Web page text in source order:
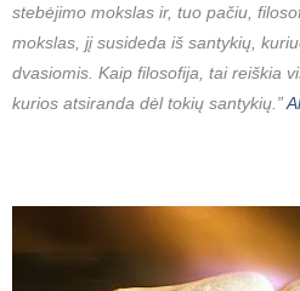
stebėjimo mokslas ir, tuo pačiu,
mokslas, jį susideda iš santykių,
dvasiomis. Kaip filosofija, tai reiškia
kurios atsiranda dėl tokių santykių.”